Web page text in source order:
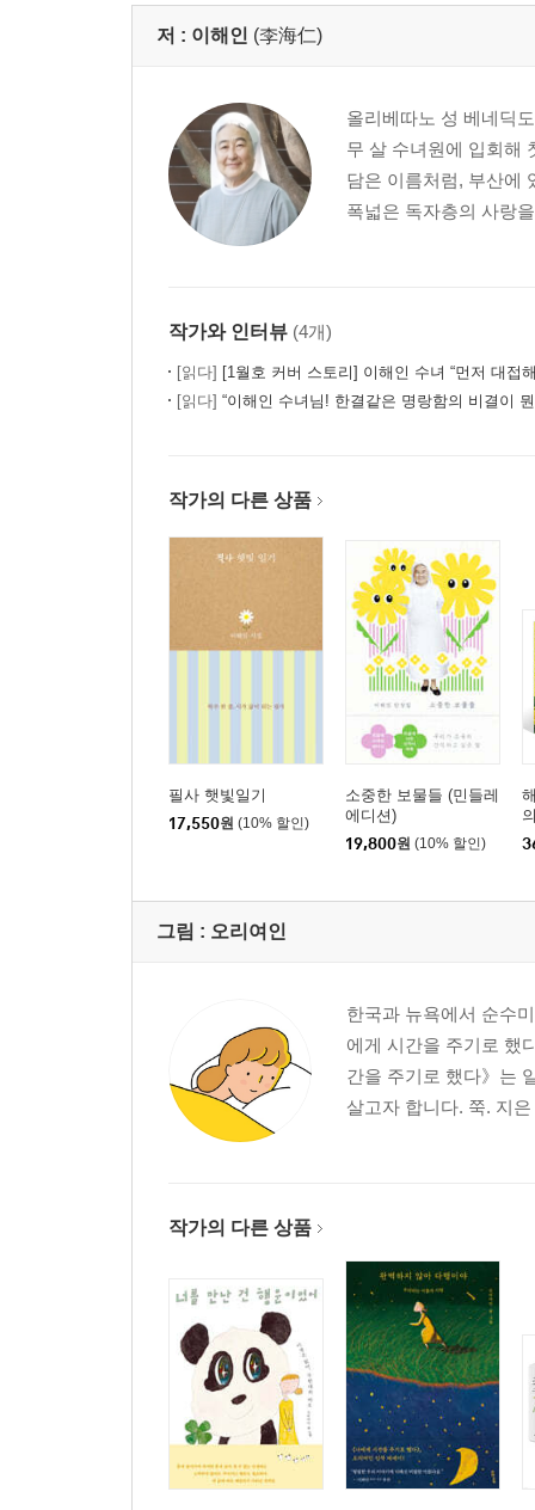
저 : 이해인 (李海仁)
올리베따노 성 베네딕
무 살 수녀원에 입회해
담은 이름처럼, 부산에
폭넓은 독자층의 사랑
작가와 인터뷰 (4개)
[읽다] [1월호 커버 스토리] 이해인 수녀 “먼저 대접해야
[읽다] “이해인 수녀님! 한결같은 명랑함의 비결이 뭔가요?” - 『꽃이
작가의 다른 상품
필사 햇빛일기
17,550원 (10% 할인)
소중한 보물들 (민들레
에디션)
19,800원 (10% 할인)
그림 : 오리여인
한국과 뉴욕에서 순수
에게 시간을 주기로 했
간을 주기로 했다》는
살고자 합니다. 쭉. 지
작가의 다른 상품